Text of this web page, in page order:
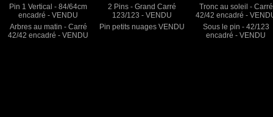
Pin 1 Vertical - 84/64cm
encadré - VENDU
2 Pins - Grand Carré
123/123 - VENDU
Tronc au soleil - Carré
42/42 encadré -
Arbres au matin - Carré
42/42 encadré - VENDU
Pin petits nuages VENDU
Sous le pin - 42/123
encadré - VENDU